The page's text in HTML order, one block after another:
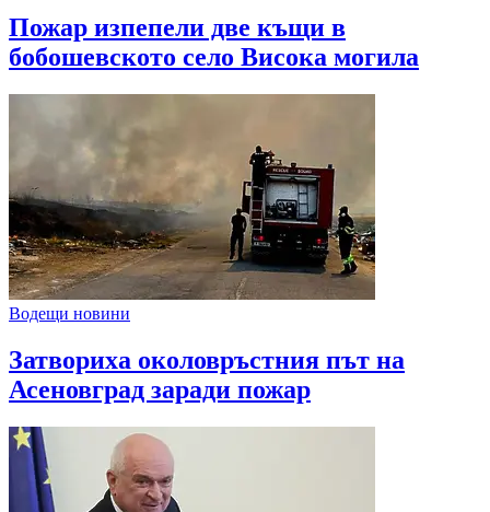
Пожар изпепели две къщи в
бобошевското село Висока могила
Водещи новини
Затвориха околовръстния път на
Асеновград заради пожар